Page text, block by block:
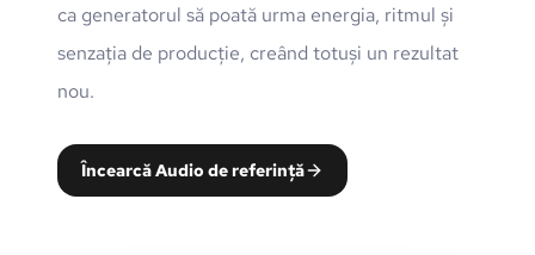
ca generatorul să poată urma energia, ritmul și
senzația de producție, creând totuși un rezultat
nou.
Încearcă Audio de referință